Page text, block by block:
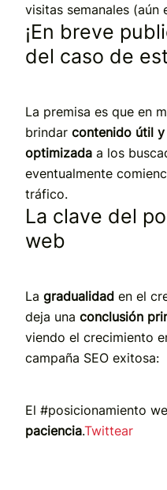
visitas semanales (aún
¡En breve
del caso de
La premisa es que en
brindar contenido útil
optimizada a los
eventualmente
tráfico.
La clave del
web
La gradualidad en el
deja una conclusión
viendo el crecimiento
campaña SEO exitosa:
El #posicionamiento
paciencia.Twittear